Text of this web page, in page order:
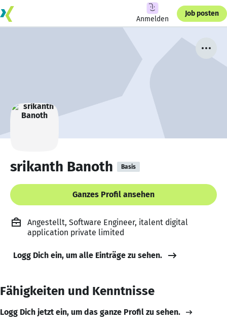
Anmelden
Job posten
srikanth Banoth Basis
Ganzes Profil ansehen
Angestellt, Software Engineer, italent digital
application private limited
Logg Dich ein, um alle Einträge zu sehen.
Fähigkeiten und Kenntnisse
Logg Dich jetzt ein, um das ganze Profil zu sehen.